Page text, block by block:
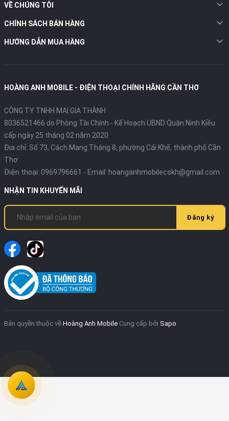
VỀ CHÚNG TÔI
CHÍNH SÁCH BÁN HÀNG
HƯỚNG DẪN MUA HÀNG
HOÀNG ANH MOBILE - ĐIỆN THOẠI CHÍNH HÃNG CẦN THƠ
CÔNG TY TNHH MAI GIA THÀNH
8036521466 do Phòng Tài Chính - Kế Hoạch UBND Quận Ninh Kiều
cấp ngày 25 tháng 02 năm 2020
Địa chỉ: Số 73, Cách Mạng Tháng 8, phường Cái Khế, thành phố Cần
Thơ
Điện thoại: 0969796661 - Email: hoanganhmobilecskh@gmail.com
NHẬN TIN KHUYẾN MÃI
Đăng ký
Bản quyền thuộc về Hoàng Anh Mobile Cung cấp bởi Sapo